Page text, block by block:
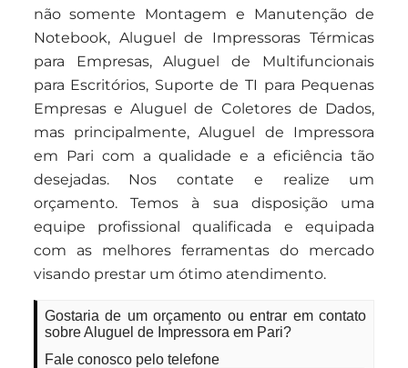
não somente Montagem e Manutenção de
Notebook, Aluguel de Impressoras Térmicas
para Empresas, Aluguel de Multifuncionais
para Escritórios, Suporte de TI para Pequenas
Empresas e Aluguel de Coletores de Dados,
mas principalmente, Aluguel de Impressora
em Pari com a qualidade e a eficiência tão
desejadas. Nos contate e realize um
orçamento. Temos à sua disposição uma
equipe profissional qualificada e equipada
com as melhores ferramentas do mercado
visando prestar um ótimo atendimento.
Gostaria de um orçamento ou entrar em contato
sobre Aluguel de Impressora em Pari?
Fale conosco pelo telefone